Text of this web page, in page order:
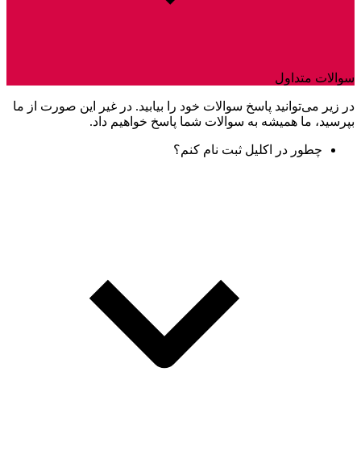
سوالات متداول
در زیر می‌توانید پاسخ سوالات خود را بیابید. در غیر این صورت از ما
بپرسید، ما همیشه به سوالات شما پاسخ خواهیم داد.
چطور در اکلیل ثبت نام کنم؟